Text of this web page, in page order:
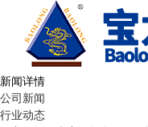
新闻详情
公司新闻
行业动态